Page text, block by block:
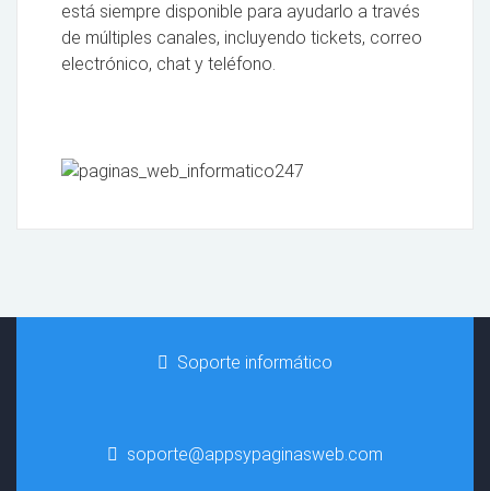
está siempre disponible para ayudarlo a través
de múltiples canales, incluyendo tickets, correo
electrónico, chat y teléfono.
Soporte informático
soporte@appsypaginasweb.com